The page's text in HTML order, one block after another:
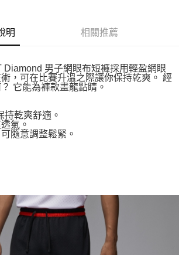
明 相關推薦
Diamond 男子網眼布短褲採用輕盈網眼
，可在比賽升溫之際讓你保持乾爽。 經
它能為褲款畫龍點睛。
持乾爽舒適。
氣。
隨意調整鬆緊。